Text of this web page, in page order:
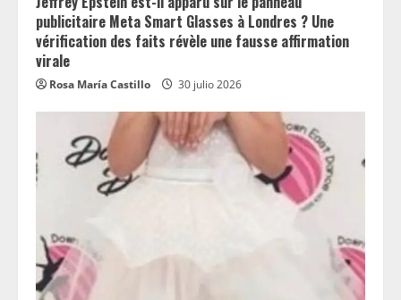
publicitaire Meta Smart Glasses à Londres ? Une
vérification des faits révèle une fausse affirmation
virale
Rosa María Castillo 30 julio 2026